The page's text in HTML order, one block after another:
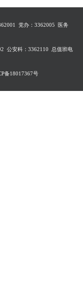
党办：3362005 医务
公安科：3362110 总值班电
备18017367号